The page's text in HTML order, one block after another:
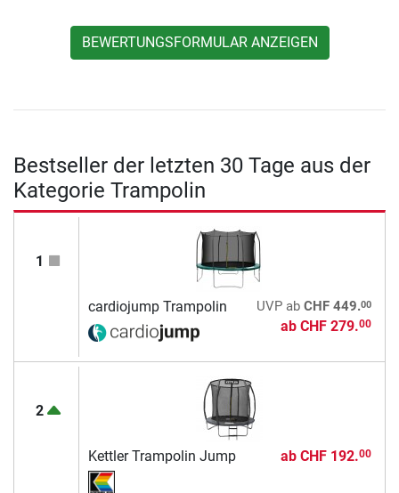
BEWERTUNGSFORMULAR ANZEIGEN
Bestseller der letzten 30 Tage aus der
Kategorie Trampolin
1
cardiojump Trampolin UVPab CHF 449.00
ab CHF 279.00
2
Kettler Trampolin Jump ab CHF 192.00